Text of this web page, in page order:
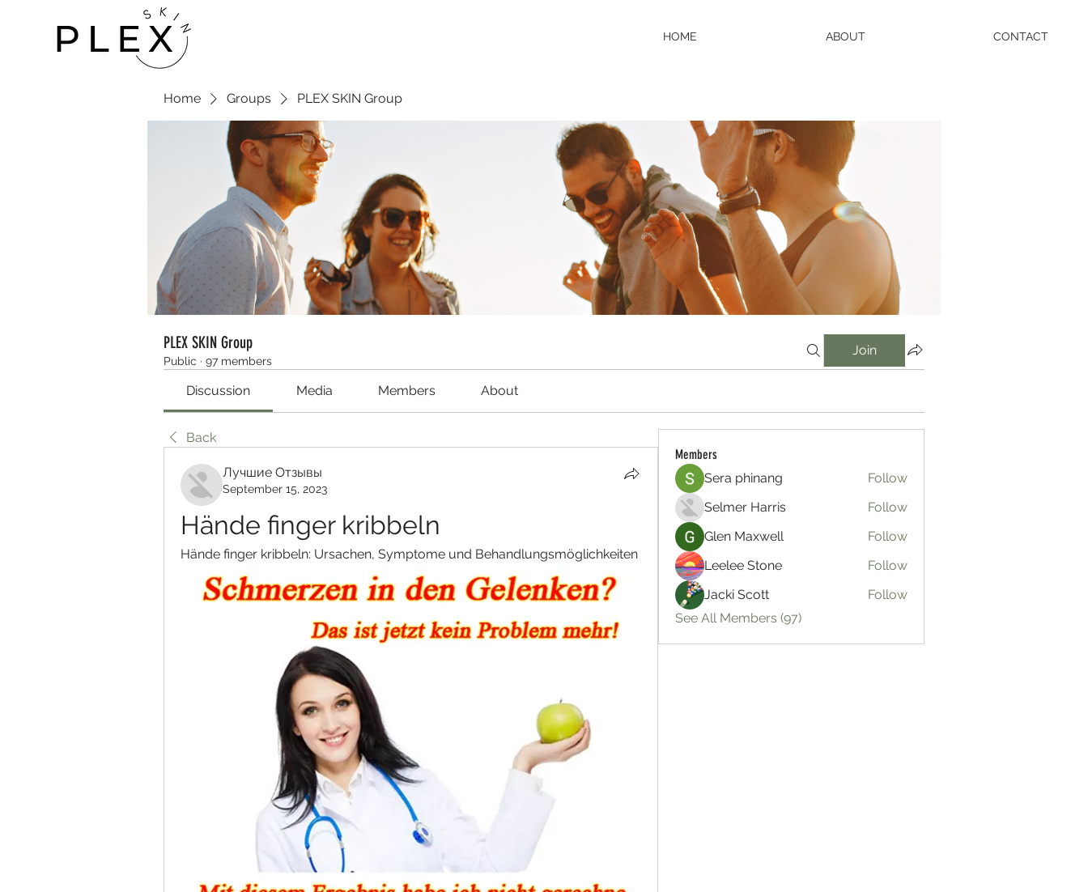
HOME ABOUT CONTACT
Home Groups PLEX SKIN Group
PLEX SKIN Group
Public · 97 members
Join
Discussion Media Members About
Back
Лучшие Отзывы
September 15, 2023
Hände finger kribbeln
Hände finger kribbeln: Ursachen, Symptome und Behandlungsmöglichkeiten
Members
Sera phinang
Follow
Selmer Harris
Follow
Glen Maxwell
Follow
Leelee Stone
Follow
Jacki Scott
Follow
See All Members (97)